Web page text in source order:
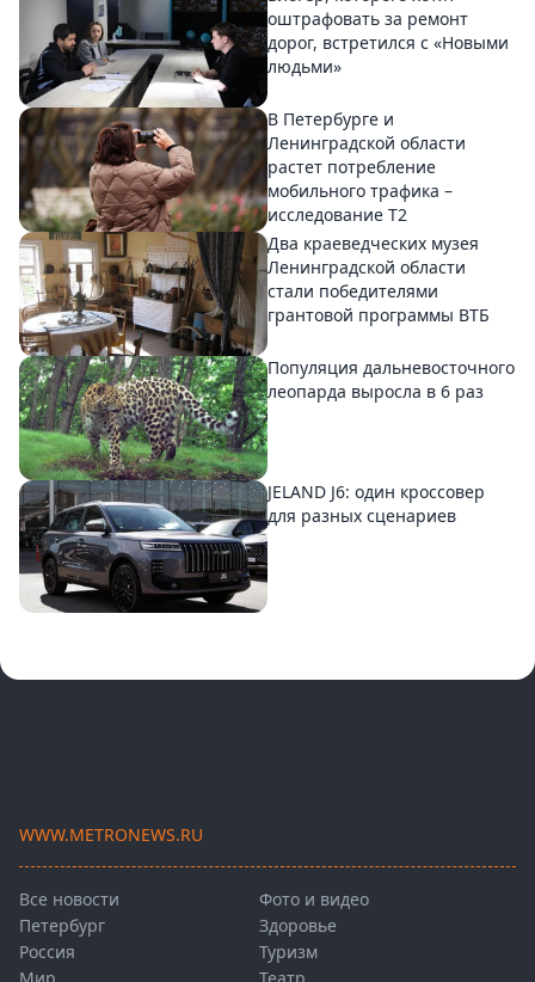
оштрафовать за ремонт
дорог, встретился с «Новыми
людьми»
В Петербурге и
Ленинградской области
растет потребление
мобильного трафика –
исследование T2
Два краеведческих музея
Ленинградской области
стали победителями
грантовой программы ВТБ
Популяция дальневосточного
леопарда выросла в 6 раз
JELAND J6: один кроссовер
для разных сценариев
WWW.METRONEWS.RU
Все новости
Петербург
Россия
Фото и видео
Здоровье
Туризм